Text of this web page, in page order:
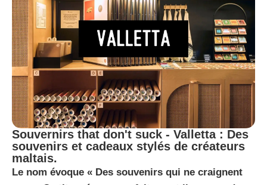
Souvernirs that don't suck - Valletta : Des
souvenirs et cadeaux stylés de créateurs
maltais.
Le nom évoque « Des souvenirs qui ne craignent